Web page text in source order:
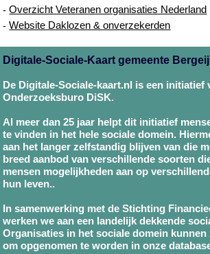
-Overzicht Veteranen organisaties Nederland
-Website Daklozen & onverzekerden
Digitale-Sociale-Kaart gemeente
De Digitale-Sociale-kaart.nl is een initiatief
Onderzoeksburo DiSK.
Al meer dan 25 jaar helpt dit initiatief
te vinden in het hele sociale domein.
aan het langer zelfstandig blijven van die
breed aanbod van verschillende soorten
mensen mogelijkheden aan op
hun leven..
In samenwerking met de Stichting
werken we aan een landelijk dekkende
Organisaties in het sociale domein kunnen
om opgenomen te worden in onze